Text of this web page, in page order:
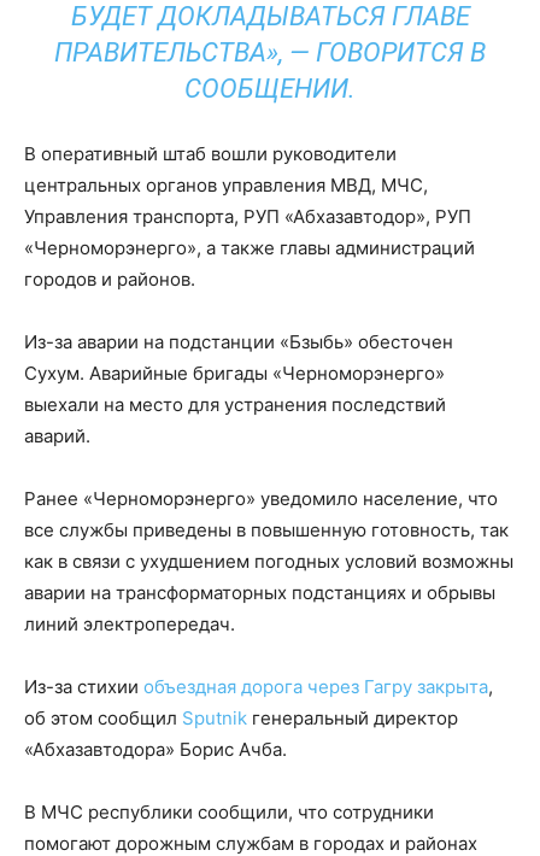
БУДЕТ ДОКЛАДЫВАТЬСЯ ГЛАВЕ
ПРАВИТЕЛЬСТВА», — ГОВОРИТСЯ В
СООБЩЕНИИ.
В оперативный штаб вошли руководители
центральных органов управления МВД, МЧС,
Управления транспорта, РУП «Абхазавтодор», РУП
«Черноморэнерго», а также главы администраций
городов и районов.
Из-за аварии на подстанции «Бзыбь» обесточен
Сухум. Аварийные бригады «Черноморэнерго»
выехали на место для устранения последствий
аварий.
Ранее «Черноморэнерго» уведомило население, что
все службы приведены в повышенную готовность, так
как в связи с ухудшением погодных условий возможны
аварии на трансформаторных подстанциях и обрывы
линий электропередач.
Из-за стихии объездная дорога через Гагру закрыта,
об этом сообщил Sputnik генеральный директор
«Абхазавтодора» Борис Ачба.
В МЧС республики сообщили, что сотрудники
помогают дорожным службам в городах и районах